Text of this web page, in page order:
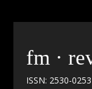
fm ·
ISSN: 2530-